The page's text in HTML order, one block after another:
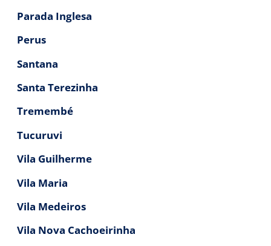
Parada Inglesa
Perus
Santana
Santa Terezinha
Tremembé
Tucuruvi
Vila Guilherme
Vila Maria
Vila Medeiros
Vila Nova Cachoeirinha